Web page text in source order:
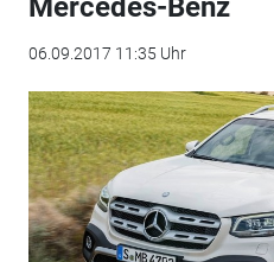
Mercedes-Benz
06.09.2017 11:35 Uhr